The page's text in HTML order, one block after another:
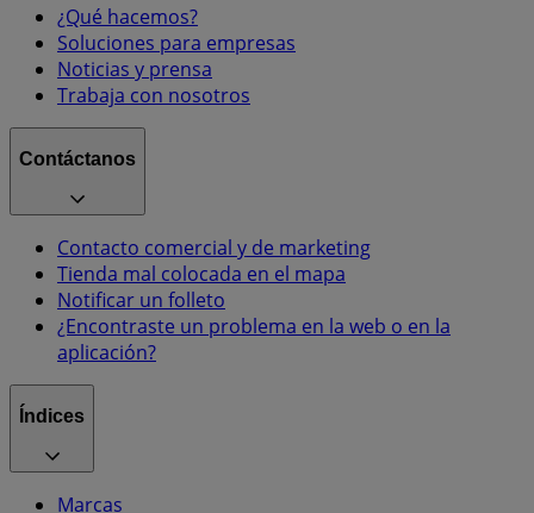
¿Qué hacemos?
Soluciones para empresas
Noticias y prensa
Trabaja con nosotros
Contáctanos
Contacto comercial y de marketing
Tienda mal colocada en el mapa
Notificar un folleto
¿Encontraste un problema en la web o en la
aplicación?
Índices
Marcas